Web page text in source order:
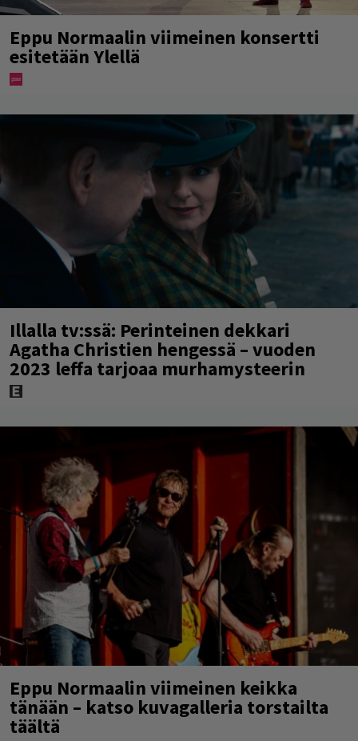
Eppu Normaalin viimeinen konsertti
esitetään Ylellä
Illalla tv:ssä: Perinteinen dekkari
Agatha Christien hengessä – vuoden
2023 leffa tarjoaa murhamysteerin
Eppu Normaalin viimeinen keikka
tänään – katso kuvagalleria torstailta
täältä